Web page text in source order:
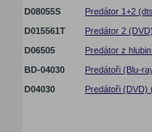
D08055S
Predátor 1+2
D015561T
Predátor 2
D06505
Predátor z
BD-04030
Predátoři (Blu-
D04030
Predátoři (DVD)